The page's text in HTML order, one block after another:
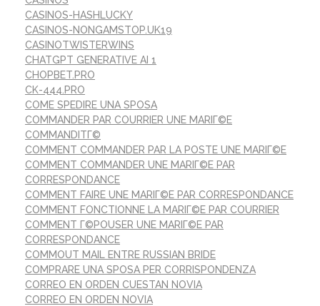
CASINOS-HASHLUCKY
CASINOS-NONGAMSTOP.UK19
CASINOTWISTERWINS
CHATGPT GENERATIVE AI 1
CHOPBET.PRO
CK-444.PRO
COME SPEDIRE UNA SPOSA
COMMANDER PAR COURRIER UNE MARIГ©E
COMMANDITГ©
COMMENT COMMANDER PAR LA POSTE UNE MARIГ©E
COMMENT COMMANDER UNE MARIГ©E PAR
CORRESPONDANCE
COMMENT FAIRE UNE MARIГ©E PAR CORRESPONDANCE
COMMENT FONCTIONNE LA MARIГ©E PAR COURRIER
COMMENT Г©POUSER UNE MARIГ©E PAR
CORRESPONDANCE
COMMOUT MAIL ENTRE RUSSIAN BRIDE
COMPRARE UNA SPOSA PER CORRISPONDENZA
CORREO EN ORDEN CUESTAN NOVIA
CORREO EN ORDEN NOVIA